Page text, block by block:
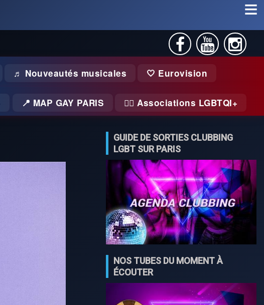
♬ Nouveautés musicales 🤍 Eurovision
📍 MAP GAY PARIS 🏃‍♂️ Associations LGBTQI+
GUIDE DE SORTIES CLUBBING
LGBT SUR PARIS
NOS TUBES DU MOMENT À
ÉCOUTER